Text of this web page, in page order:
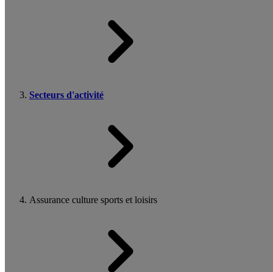
Secteurs d'activité
Assurance culture sports et loisirs